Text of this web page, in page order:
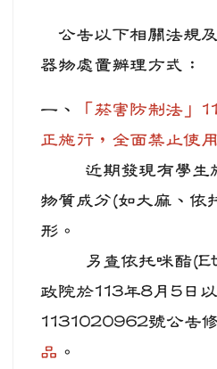
公告以下相關法規
器物處置辦理方式：
一、
「菸害防制法」
正施行，全面禁止使
近期發現有學生
物質成分(如大麻、依
形。
另查依托咪酯
政院於113年8月5日
1131020962號公告
品 。